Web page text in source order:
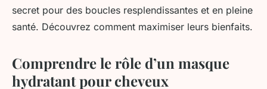
secret pour des boucles resplendissantes et en pleine
santé. Découvrez comment maximiser leurs bienfaits.
Comprendre le rôle d’un masque
hydratant pour cheveux